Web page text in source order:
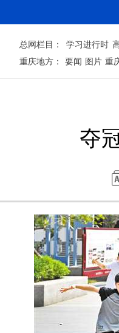
总网栏目： 学习进行时
重庆地方： 要闻 图片 重
夺